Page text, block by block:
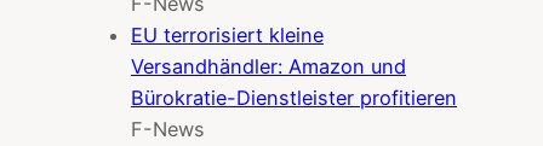
EU terrorisiert kleine
Versandhändler: Amazon und
Bürokratie-Dienstleister profitieren
F-News